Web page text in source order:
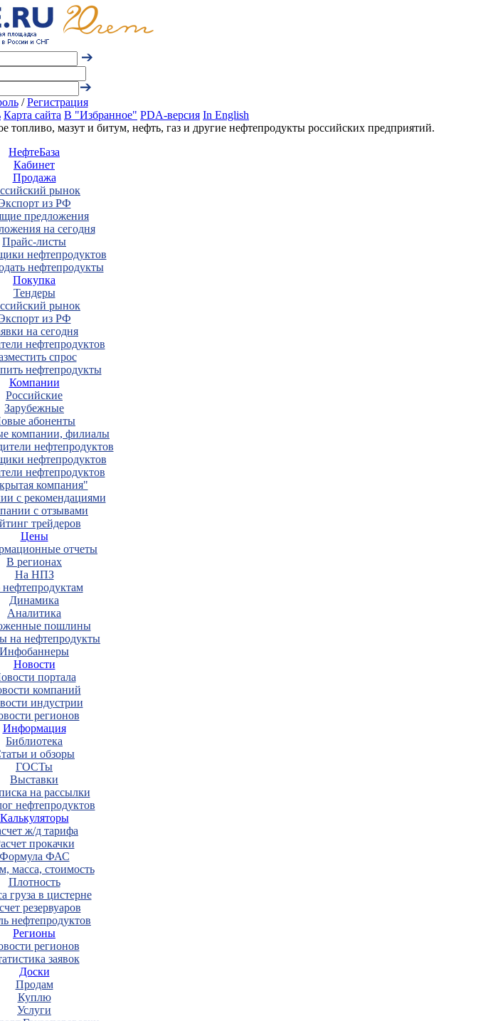
/Регистрация
Карта сайта В "Избранное" PDA-версия In English
мазут и битум, нефть, газ и другие нефтепродукты российских предприятий.
НефтеБаза
Кабинет
Продажа
рынок
из РФ
предложения
на сегодня
Прайс-листы
нефтепродуктов
нефтепродукты
Покупка
Тендеры
рынок
из РФ
на сегодня
нефтепродуктов
спрос
нефтепродукты
Компании
Российские
Зарубежные
абоненты
компании, филиалы
нефтепродуктов
нефтепродуктов
нефтепродуктов
компания"
с рекомендациями
с отзывами
трейдеров
Цены
отчеты
В регионах
На НПЗ
Динамика
Аналитика
пошлины
на нефтепродукты
Инфобаннеры
Новости
портала
компаний
индустрии
регионов
Информация
Библиотека
и обзоры
ГОСТы
Выставки
на рассылки
нефтепродуктов
Калькуляторы
ж/д тарифа
прокачки
Формула ФАС
масса, стоимость
Плотность
груза в цистерне
резервуаров
нефтепродуктов
Регионы
регионов
заявок
Доски
Продам
Куплю
Услуги